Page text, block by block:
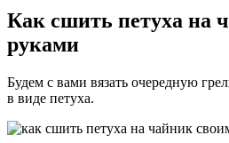
Как сшить петуха на
руками
Будем с вами вязать очередную
в виде петуха.